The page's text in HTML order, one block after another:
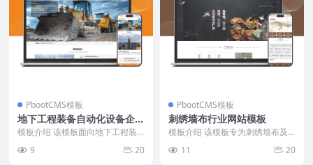
PbootCMS模板
地下工程装备自动化设备企业
网站模板
模板介绍 该模板面向地下工程装
色为主色调，整体布局...
9 20
PbootCMS模板
刺绣墙布行业网站模板
模板介绍 该模板专为刺绣墙布及
简洁，突出产品展示与...
11 20